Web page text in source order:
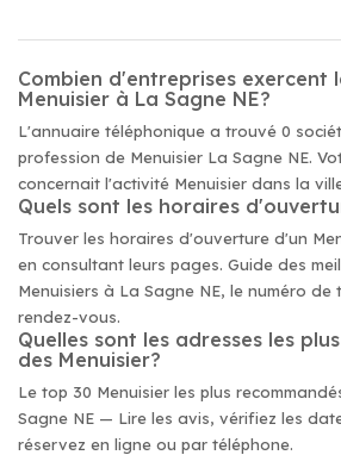
Combien d'entreprises exercent
Menuisier à La Sagne NE?
L'annuaire téléphonique a trouvé 0
profession de Menuisier La Sagne NE.
concernait l'activité Menuisier dans la
Quels sont les horaires
Trouver les horaires d'ouverture d'un
en consultant leurs pages. Guide des
Menuisiers à La Sagne NE, le numéro
rendez-vous.
Quelles sont les adresses les
des Menuisier?
Le top 30 Menuisier les plus
Sagne NE — Lire les avis, vérifiez les
réservez en ligne ou par téléphone.